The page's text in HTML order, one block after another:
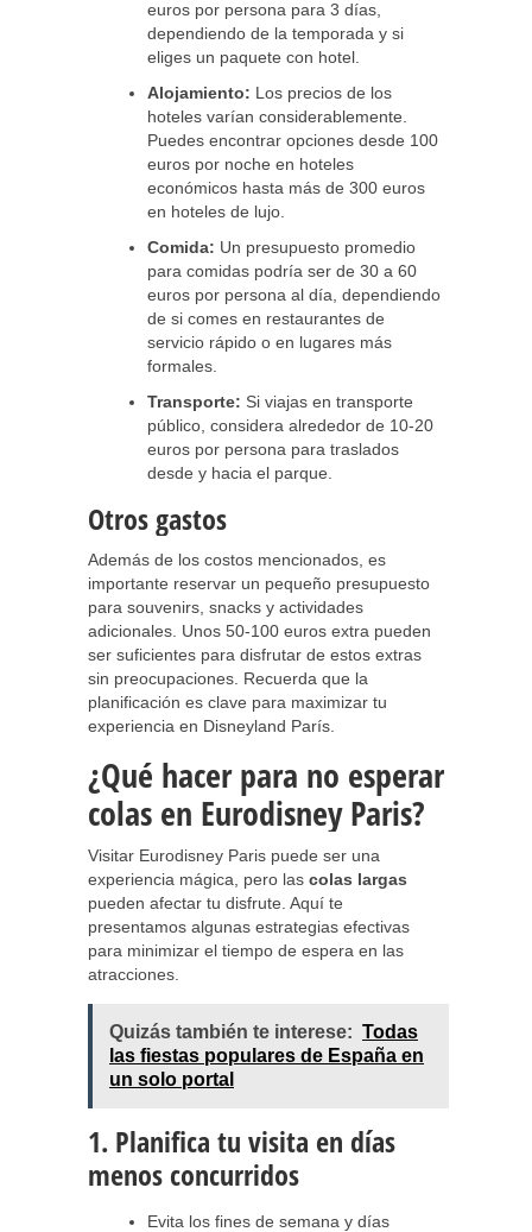
euros por persona para 3 días,
dependiendo de la temporada y si
eliges un paquete con hotel.
Alojamiento: Los precios de los
hoteles varían considerablemente.
Puedes encontrar opciones desde 100
euros por noche en hoteles
económicos hasta más de 300 euros
en hoteles de lujo.
Comida: Un presupuesto promedio
para comidas podría ser de 30 a 60
euros por persona al día, dependiendo
de si comes en restaurantes de
servicio rápido o en lugares más
formales.
Transporte: Si viajas en transporte
público, considera alrededor de 10-20
euros por persona para traslados
desde y hacia el parque.
Otros gastos
Además de los costos mencionados, es
importante reservar un pequeño presupuesto
para souvenirs, snacks y actividades
adicionales. Unos 50-100 euros extra pueden
ser suficientes para disfrutar de estos extras
sin preocupaciones. Recuerda que la
planificación es clave para maximizar tu
experiencia en Disneyland París.
¿Qué hacer para no esperar
colas en Eurodisney Paris?
Visitar Eurodisney Paris puede ser una
experiencia mágica, pero las colas largas
pueden afectar tu disfrute. Aquí te
presentamos algunas estrategias efectivas
para minimizar el tiempo de espera en las
atracciones.
Quizás también te interese: Todas
las fiestas populares de España en
un solo portal
1. Planifica tu visita en días
menos concurridos
Evita los fines de semana y días